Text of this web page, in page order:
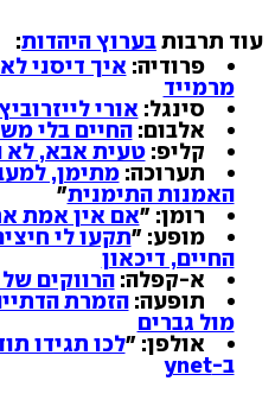
עוד תרבותבערוץ היהדות:
פרודיה: איך דיסני
מרמייד
סינגל: אורי
אלבום:החיים בלי
קליפ:טעית אבא, לא
תערוכה:מתימן,
האמנות התימנית"
רומן: "אם אין אמת
מופע: "תקעו לי
החיים, דיכאון
א-קפלה:הרווקים
תופעה:הזמרת
מול גברים
אולפן: "לכו תגידו
ב-ynet